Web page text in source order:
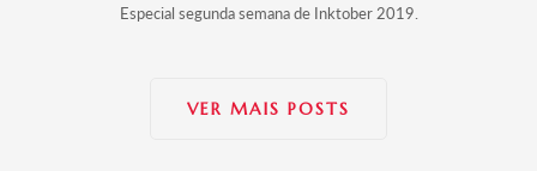
Especial segunda semana de Inktober 2019.
VER MAIS POSTS